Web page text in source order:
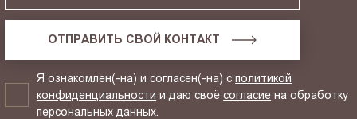
ОТПРАВИТЬ СВОЙ КОНТАКТ
Я ознакомлен(-на) и согласен(-на) сполитикой
конфиденциальности и даю своёсогласие на обработку
персональных данных.